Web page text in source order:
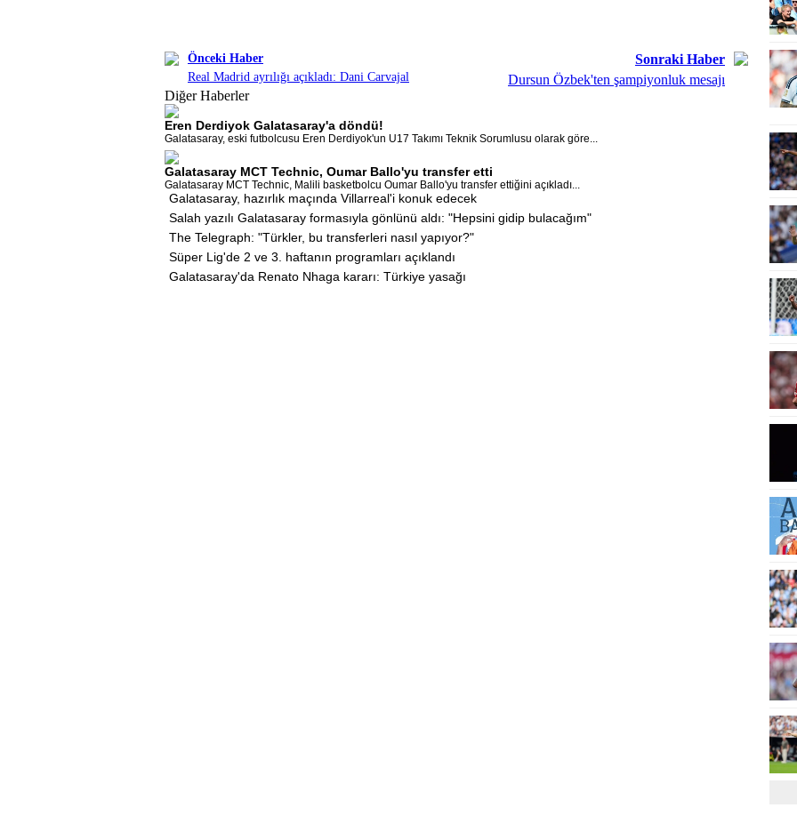
Önceki Haber
Real Madrid ayrılığı açıkladı: Dani Carvajal
Sonraki Haber
Dursun Özbek'ten şampiyonluk mesajı
Diğer Haberler
Eren Derdiyok Galatasaray'a döndü!
Galatasaray, eski futbolcusu Eren Derdiyok'un U17 Takımı Teknik Sorumlusu olarak göre...
Galatasaray MCT Technic, Oumar Ballo'yu transfer etti
Galatasaray MCT Technic, Malili basketbolcu Oumar Ballo'yu transfer ettiğini açıkladı...
Galatasaray, hazırlık maçında Villarreal'i konuk edecek
Salah yazılı Galatasaray formasıyla gönlünü aldı: "Hepsini gidip bulacağım"
The Telegraph: "Türkler, bu transferleri nasıl yapıyor?"
Süper Lig'de 2 ve 3. haftanın programları açıklandı
Galatasaray'da Renato Nhaga kararı: Türkiye yasağı